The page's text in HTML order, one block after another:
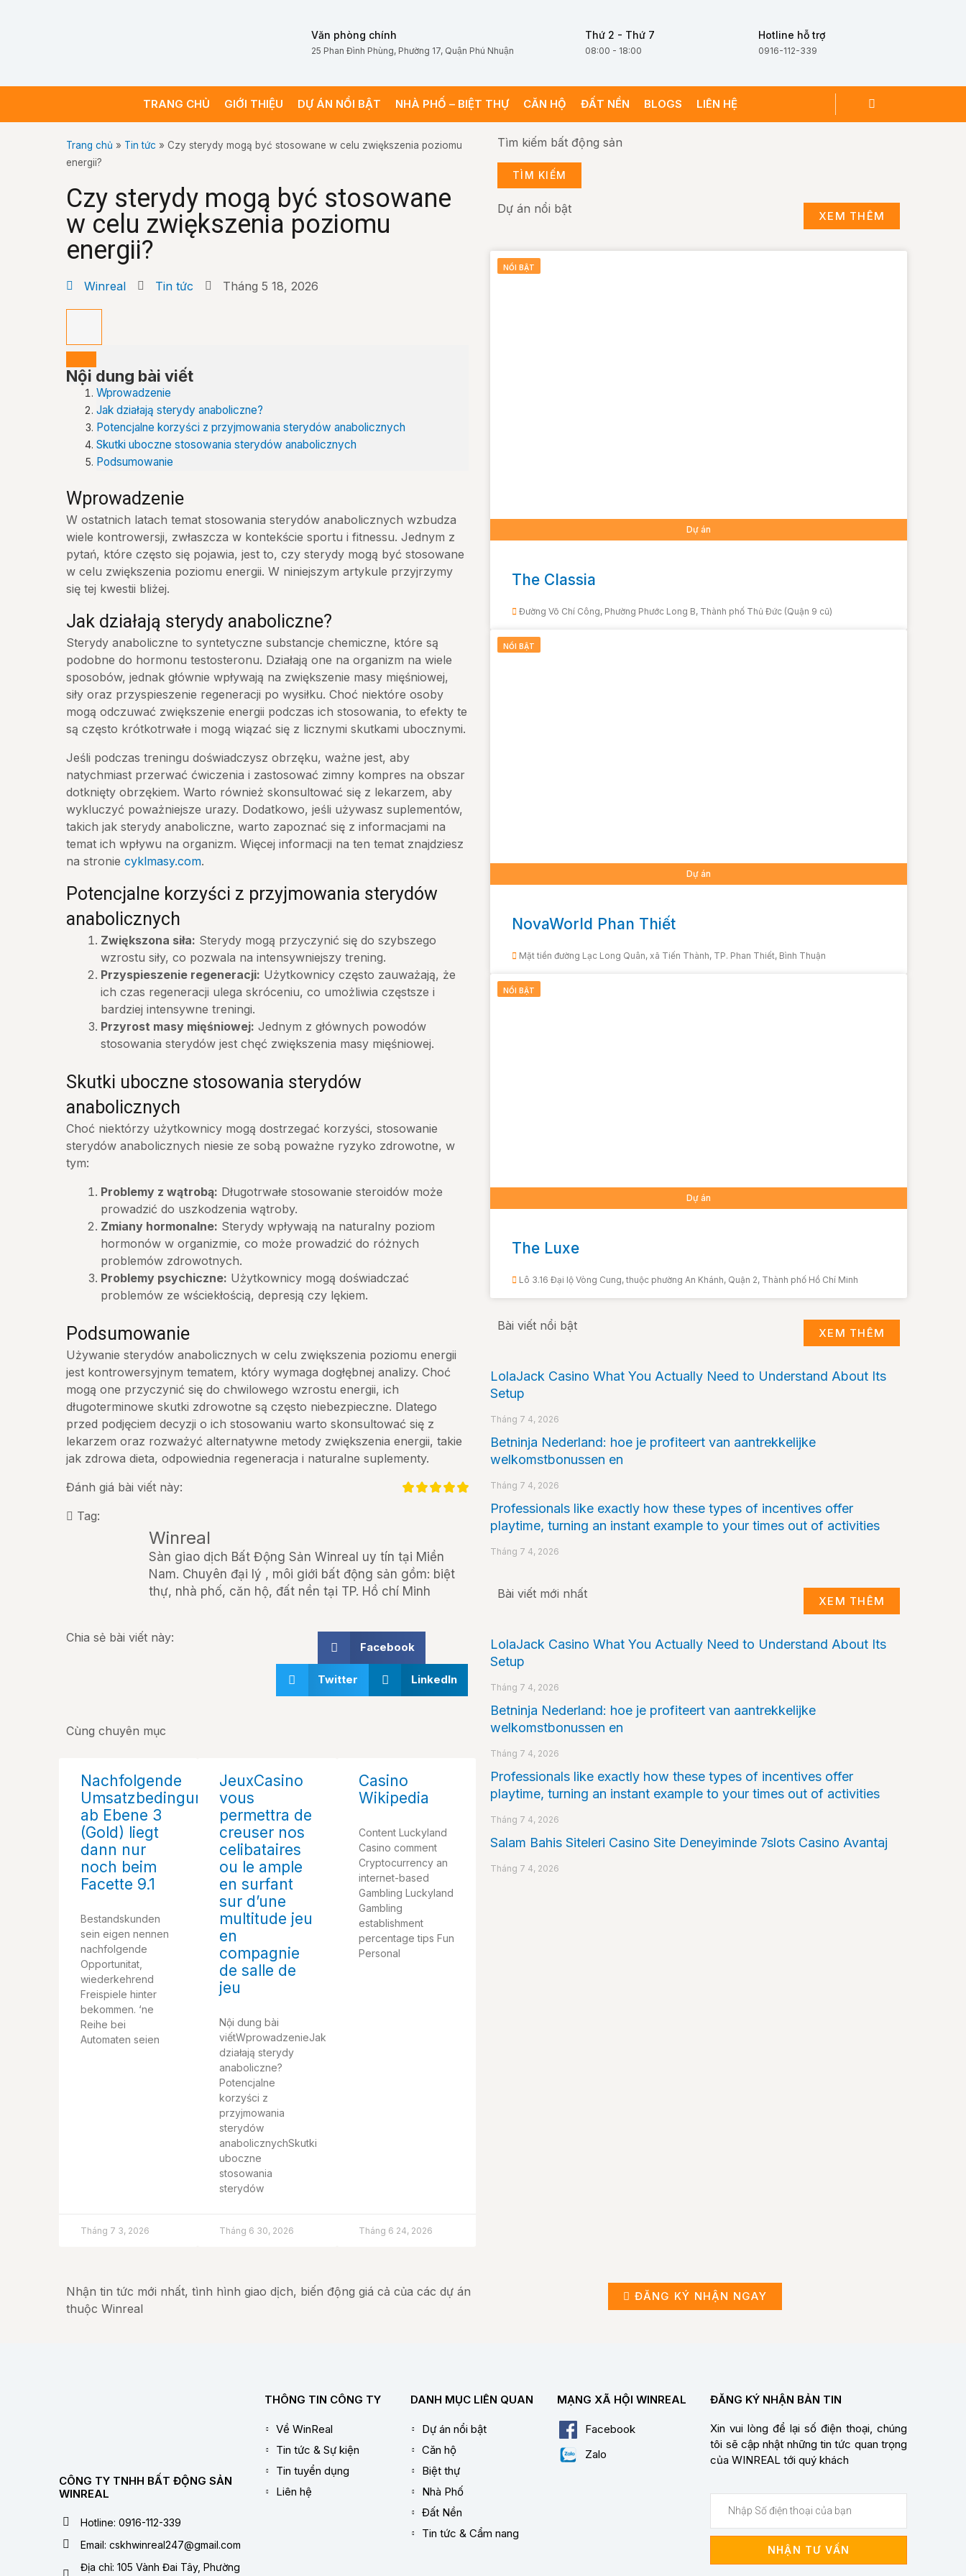
Văn phòng chính
25 Phan Đình Phùng, Phường 17, Quận Phú Nhuận
Thứ 2 - Thứ 7
08:00 - 18:00
Hotline hỗ trợ
0916-112-339
TRANG CHỦ GIỚI THIỆU DỰ ÁN NỔI BẬT NHÀ PHỐ – BIỆT THỰ CĂN HỘ ĐẤT NỀN BLOGS LIÊN HỆ
Trang chủ » Tin tức » Czy sterydy mogą być stosowane w celu zwiększenia poziomu
energii?
Czy sterydy mogą być stosowane
w celu zwiększenia poziomu
energii?
Winreal Tin tức Tháng 5 18, 2026
Nội dung bài viết
Wprowadzenie
Jak działają sterydy anaboliczne?
Potencjalne korzyści z przyjmowania sterydów anabolicznych
Skutki uboczne stosowania sterydów anabolicznych
Podsumowanie
Wprowadzenie
W ostatnich latach temat stosowania sterydów anabolicznych wzbudza
wiele kontrowersji, zwłaszcza w kontekście sportu i fitnessu. Jednym z
pytań, które często się pojawia, jest to, czy sterydy mogą być stosowane
w celu zwiększenia poziomu energii. W niniejszym artykule przyjrzymy
się tej kwestii bliżej.
Jak działają sterydy anaboliczne?
Sterydy anaboliczne to syntetyczne substancje chemiczne, które są
podobne do hormonu testosteronu. Działają one na organizm na wiele
sposobów, jednak głównie wpływają na zwiększenie masy mięśniowej,
siły oraz przyspieszenie regeneracji po wysiłku. Choć niektóre osoby
mogą odczuwać zwiększenie energii podczas ich stosowania, to efekty te
są często krótkotrwałe i mogą wiązać się z licznymi skutkami ubocznymi.
Jeśli podczas treningu doświadczysz obrzęku, ważne jest, aby
natychmiast przerwać ćwiczenia i zastosować zimny kompres na obszar
dotknięty obrzękiem. Warto również skonsultować się z lekarzem, aby
wykluczyć poważniejsze urazy. Dodatkowo, jeśli używasz suplementów,
takich jak sterydy anaboliczne, warto zapoznać się z informacjami na
temat ich wpływu na organizm. Więcej informacji na ten temat znajdziesz
na stronie cyklmasy.com.
Potencjalne korzyści z przyjmowania sterydów
anabolicznych
Zwiększona siła: Sterydy mogą przyczynić się do szybszego
wzrostu siły, co pozwala na intensywniejszy trening.
Przyspieszenie regeneracji: Użytkownicy często zauważają, że
ich czas regeneracji ulega skróceniu, co umożliwia częstsze i
bardziej intensywne treningi.
Przyrost masy mięśniowej: Jednym z głównych powodów
stosowania sterydów jest chęć zwiększenia masy mięśniowej.
Skutki uboczne stosowania sterydów
anabolicznych
Choć niektórzy użytkownicy mogą dostrzegać korzyści, stosowanie
sterydów anabolicznych niesie ze sobą poważne ryzyko zdrowotne, w
tym:
Problemy z wątrobą: Długotrwałe stosowanie steroidów może
prowadzić do uszkodzenia wątroby.
Zmiany hormonalne: Sterydy wpływają na naturalny poziom
hormonów w organizmie, co może prowadzić do różnych
problemów zdrowotnych.
Problemy psychiczne: Użytkownicy mogą doświadczać
problemów ze wściekłością, depresją czy lękiem.
Podsumowanie
Używanie sterydów anabolicznych w celu zwiększenia poziomu energii
jest kontrowersyjnym tematem, który wymaga dogłębnej analizy. Choć
mogą one przyczynić się do chwilowego wzrostu energii, ich
długoterminowe skutki zdrowotne są często niebezpieczne. Dlatego
przed podjęciem decyzji o ich stosowaniu warto skonsultować się z
lekarzem oraz rozważyć alternatywne metody zwiększenia energii, takie
jak zdrowa dieta, odpowiednia regeneracja i naturalne suplementy.
Đánh giá bài viết này:
Tag:
Winreal
Sàn giao dịch Bất Động Sản Winreal uy tín tại Miền
Nam. Chuyên đại lý , môi giới bất động sản gồm: biệt
thự, nhà phố, căn hộ, đất nền tại TP. Hồ chí Minh
Chia sẻ bài viết này:
Facebook
Twitter LinkedIn
Cùng chuyên mục
Nachfolgende
Umsatzbedingungen
ab Ebene 3
(Gold) liegt
dann nur
noch beim
Facette 9.1
Bestandskunden
sein eigen nennen
nachfolgende
Opportunitat,
wiederkehrend
Freispiele hinter
bekommen. ‘ne
Reihe bei
Automaten seien
Tháng 7 3, 2026
JeuxCasino
vous
permettra de
creuser nos
celibataires
ou le ample
en surfant
sur d’une
multitude jeu
en
compagnie
de salle de
jeu
Nội dung bài
viếtWprowadzenieJak
działają sterydy
anaboliczne?
Potencjalne
korzyści z
przyjmowania
sterydów
anabolicznychSkutki
uboczne
stosowania
sterydów
Tháng 6 30, 2026
Casino
Wikipedia
Content Luckyland
Casino comment
Cryptocurrency an
internet-based
Gambling Luckyland
Gambling
establishment
percentage tips Fun
Personal
Tháng 6 24, 2026
Tìm kiếm bất động sản
TÌM KIẾM
Dự án nổi bật
XEM THÊM
NỔI BẬT
Dự án
The Classia
Đường Võ Chí Công, Phường Phước Long B, Thành phố Thủ Đức (Quận 9 cũ)
NỔI BẬT
Dự án
NovaWorld Phan Thiết
Mặt tiền đường Lạc Long Quân, xã Tiến Thành, TP. Phan Thiết, Bình Thuận
NỔI BẬT
Dự án
The Luxe
Lô 3.16 Đại lộ Vòng Cung, thuộc phường An Khánh, Quận 2, Thành phố Hồ Chí Minh
Bài viết nổi bật
XEM THÊM
LolaJack Casino What You Actually Need to Understand About Its
Setup
Tháng 7 4, 2026
Betninja Nederland: hoe je profiteert van aantrekkelijke
welkomstbonussen en
Tháng 7 4, 2026
Professionals like exactly how these types of incentives offer
playtime, turning an instant example to your times out of activities
Tháng 7 4, 2026
Bài viết mới nhất
XEM THÊM
LolaJack Casino What You Actually Need to Understand About Its
Setup
Tháng 7 4, 2026
Betninja Nederland: hoe je profiteert van aantrekkelijke
welkomstbonussen en
Tháng 7 4, 2026
Professionals like exactly how these types of incentives offer
playtime, turning an instant example to your times out of activities
Tháng 7 4, 2026
Salam Bahis Siteleri Casino Site Deneyiminde 7slots Casino Avantaj
Tháng 7 4, 2026
Nhận tin tức mới nhất, tình hình giao dịch, biến động giá cả của các dự án
thuộc Winreal
ĐĂNG KÝ NHẬN NGAY
CÔNG TY TNHH BẤT ĐỘNG SẢN
WINREAL
Hotline: 0916-112-339
Email: cskhwinreal247@gmail.com
Địa chỉ: 105 Vành Đai Tây, Phường
THÔNG TIN CÔNG TY
Về WinReal
Tin tức & Sự kiện
Tin tuyển dụng
Liên hệ
DANH MỤC LIÊN QUAN
Dự án nổi bật
Căn hộ
Biệt thự
Nhà Phố
Đất Nền
Tin tức & Cẩm nang
MẠNG XÃ HỘI WINREAL
Facebook
Zalo
ĐĂNG KÝ NHẬN BẢN TIN
Xin vui lòng để lại số điện thoại, chúng
tôi sẽ cập nhật những tin tức quan trọng
của WINREAL tới quý khách
NHẬN TƯ VẤN